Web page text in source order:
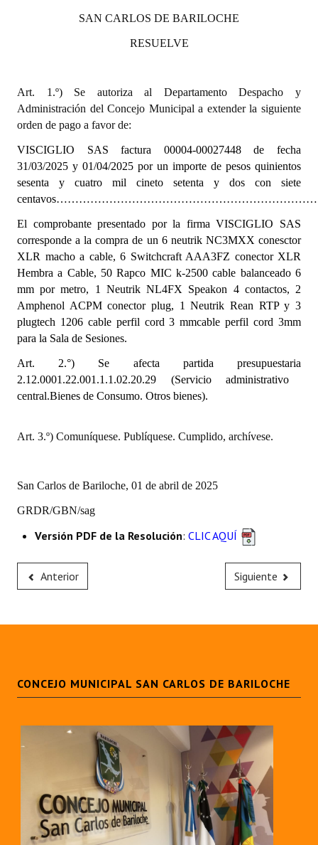
INSTITUCIONAL
Antiguos Pobladores
Registros y Distinciones
Datos Históricos
Premio al Mérito - Registro
Audiencias Públicas - Registro
Mujeres que Dejaron Huellas - Registro
Periodistas Decanos - Registro
Ciudadano Ilustre - Registro
Banca del Vecino - Registro
Reconocimientos - Registro
Bariloche, Municipio intercultural
Entrega de distinciones
SAN CARLOS DE BARILOCHE
RESUELVE
Art. 1.º) Se autoriza al Departamento Despacho y
Administración del Concejo Municipal a extender la siguiente
orden de pago a favor de:
VISCIGLIO SAS factura 00004-00027448 de fecha
31/03/2025 y 01/04/2025 por un importe de pesos quinientos
sesenta y cuatro mil cineto setenta y dos con siete
El comprobante presentado por la firmaVISCIGLIO SAS
corresponde a la compra de un 6 neutrik NC3MXX conesctor
XLR macho a cable, 6 Switchcraft AAA3FZ conector XLR
Hembra a Cable, 50 Rapco MIC k-2500 cable balanceado 6
mm por metro, 1 Neutrik NL4FX Speakon 4 contactos, 2
Amphenol ACPM conector plug, 1 Neutrik Rean RTP y 3
plugtech 1206 cable perfil cord 3 mmcable perfil cord 3mm
para la Sala de Sesiones.
Art. 2.°) Se afecta partida presupuestaria
2.12.0001.22.001.1.1.02.20.29 (Servicio administrativo
central.Bienes de Consumo. Otros bienes).
Art. 3.º) Comuníquese. Publíquese. Cumplido, archívese.
San Carlos de Bariloche, 01 de abril de 2025
GRDR/GBN/sag
Versión PDF de la Resolución: CLIC AQUÍ
Anterior Siguiente
CONCEJO MUNICIPAL SAN CARLOS DE BARILOCHE